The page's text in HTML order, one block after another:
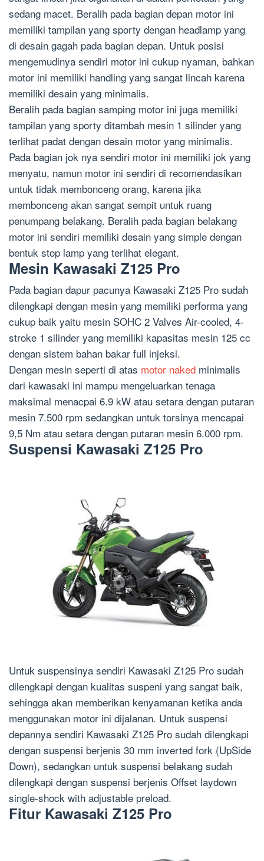
sedang macet. Beralih pada bagian depan motor ini
memiliki tampilan yang sporty dengan headlamp yang
di desain gagah pada bagian depan. Untuk posisi
mengemudinya sendiri motor ini cukup nyaman, bahkan
motor ini memiliki handling yang sangat lincah karena
memiliki desain yang minimalis.
Beralih pada bagian samping motor ini juga memiliki
tampilan yang sporty ditambah mesin 1 silinder yang
terlihat padat dengan desain motor yang minimalis.
Pada bagian jok nya sendiri motor ini memiliki jok yang
menyatu, namun motor ini sendiri di recomendasikan
untuk tidak membonceng orang, karena jika
membonceng akan sangat sempit untuk ruang
penumpang belakang. Beralih pada bagian belakang
motor ini sendiri memiliki desain yang simple dengan
bentuk stop lamp yang terlihat elegant.
Mesin Kawasaki Z125 Pro
Pada bagian dapur pacunya Kawasaki Z125 Pro sudah
dilengkapi dengan mesin yang memiliki performa yang
cukup baik yaitu mesin SOHC 2 Valves Air-cooled, 4-
stroke 1 silinder yang memiliki kapasitas mesin 125 cc
dengan sistem bahan bakar full injeksi.
Dengan mesin seperti di atas motor naked minimalis
dari kawasaki ini mampu mengeluarkan tenaga
maksimal menacpai 6.9 kW atau setara dengan putaran
mesin 7.500 rpm sedangkan untuk torsinya mencapai
9,5 Nm atau setara dengan putaran mesin 6.000 rpm.
Suspensi Kawasaki Z125 Pro
Untuk suspensinya sendiri Kawasaki Z125 Pro sudah
dilengkapi dengan kualitas suspeni yang sangat baik,
sehingga akan memberikan kenyamanan ketika anda
menggunakan motor ini dijalanan. Untuk suspensi
depannya sendiri Kawasaki Z125 Pro sudah dilengkapi
dengan suspensi berjenis 30 mm inverted fork (UpSide
Down), sedangkan untuk suspensi belakang sudah
dilengkapi dengan suspensi berjenis Offset laydown
single-shock with adjustable preload.
Fitur Kawasaki Z125 Pro